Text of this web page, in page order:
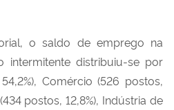
o saldo de emprego na
intermitente distribuiu-se por
Comércio (526 postos,
postos, 12,8%), Indústria de